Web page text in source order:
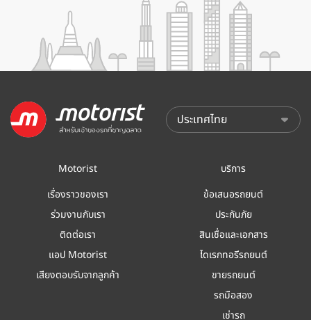
Motorist
เรื่องราวของเรา
ร่วมงานกับเรา
ติดต่อเรา
แอป Motorist
เสียงตอบรับจากลูกค้า
บริการ
ข้อเสนอรถยนต์
ประกันภัย
สินเชื่อและเอกสาร
ไดเรกทอรีรถยนต์
ขายรถยนต์
รถมือสอง
เช่ารถ